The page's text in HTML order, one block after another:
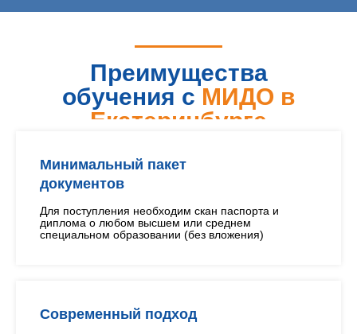
Преимущества
обучения с МИДО в
Екатеринбурге
Минимальный пакет
документов
Для поступления необходим скан паспорта и
диплома о любом высшем или среднем
специальном образовании (без вложения)
Современный подход